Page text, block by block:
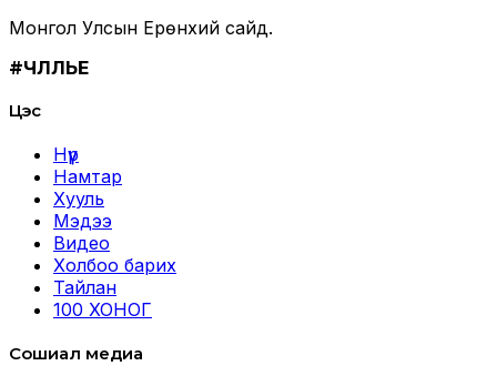
Монгол Улсын Ерөнхий сайд.
#ЧӨЛӨӨЛЬЕ
Цэс
Нүүр
Намтар
Хууль
Мэдээ
Видео
Холбоо барих
Тайлан
100 ХОНОГ
Сошиал медиа